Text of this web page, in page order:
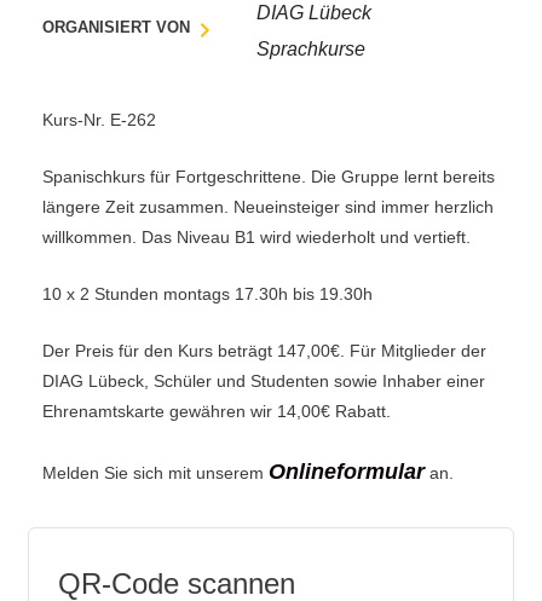
ORGANISIERT VON
DIAG Lübeck
Sprachkurse
Kurs-Nr. E-262
Spanischkurs für Fortgeschrittene. Die Gruppe lernt bereits
längere Zeit zusammen. Neueinsteiger sind immer herzlich
willkommen. Das Niveau B1 wird wiederholt und vertieft.
10 x 2 Stunden montags 17.30h bis 19.30h
Der Preis für den Kurs beträgt 147,00€. Für Mitglieder der
DIAG Lübeck, Schüler und Studenten sowie Inhaber einer
Ehrenamtskarte gewähren wir 14,00€ Rabatt.
Melden Sie sich mit unserem Onlineformularan.
QR-Code scannen